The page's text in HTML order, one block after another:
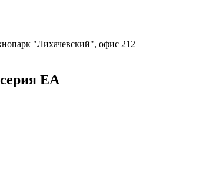
"Лихачевский", офис 212
EA